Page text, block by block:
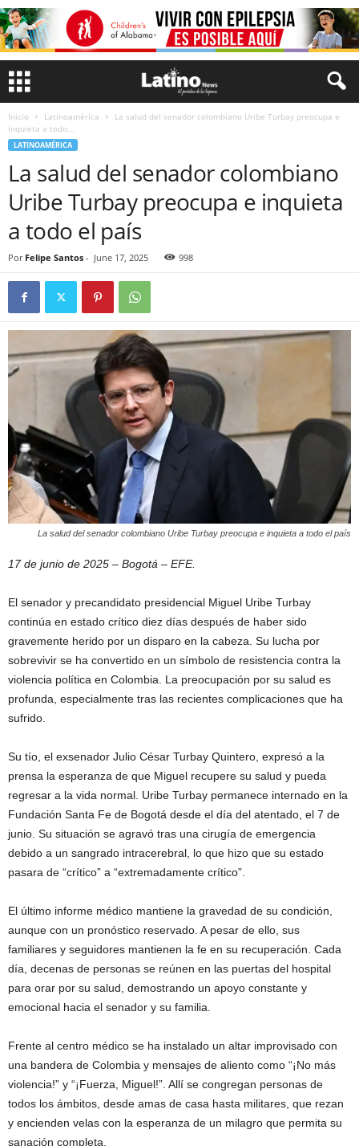
Inicio Latinoamérica
La salud del senador colombiano Uribe Turbay preocupa e
inquieta a todo...
LATINOAMÉRICA
La salud del senador colombiano
Uribe Turbay preocupa e inquieta
a todo el país
Por Felipe Santos - June 17, 2025 998
La salud del senador colombiano Uribe Turbay preocupa e inquieta a todo el país
17 de junio de 2025 – Bogotá – EFE.
El senador y precandidato presidencial Miguel Uribe Turbay
continúa en estado crítico diez días después de haber sido
gravemente herido por un disparo en la cabeza. Su lucha por
sobrevivir se ha convertido en un símbolo de resistencia contra la
violencia política en Colombia. La preocupación por su salud es
profunda, especialmente tras las recientes complicaciones que ha
sufrido.
Su tío, el exsenador Julio César Turbay Quintero, expresó a la
prensa la esperanza de que Miguel recupere su salud y pueda
regresar a la vida normal. Uribe Turbay permanece internado en la
Fundación Santa Fe de Bogotá desde el día del atentado, el 7 de
junio. Su situación se agravó tras una cirugía de emergencia
debido a un sangrado intracerebral, lo que hizo que su estado
pasara de “crítico” a “extremadamente crítico”.
El último informe médico mantiene la gravedad de su condición,
aunque con un pronóstico reservado. A pesar de ello, sus
familiares y seguidores mantienen la fe en su recuperación. Cada
día, decenas de personas se reúnen en las puertas del hospital
para orar por su salud, demostrando un apoyo constante y
emocional hacia el senador y su familia.
Frente al centro médico se ha instalado un altar improvisado con
una bandera de Colombia y mensajes de aliento como “¡No más
violencia!” y “¡Fuerza, Miguel!”. Allí se congregan personas de
todos los ámbitos, desde amas de casa hasta militares, que rezan
y encienden velas con la esperanza de un milagro que permita su
sanación completa.